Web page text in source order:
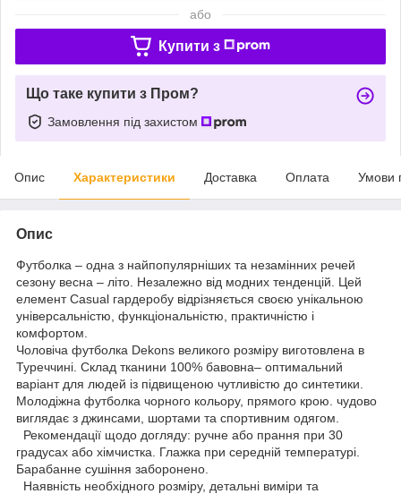
або
Купити з
Що таке купити з Пром?
Замовлення під захистом
Опис Характеристики Доставка Оплата Умови
Опис
Футболка – одна з найпопулярніших та незамінних речей
сезону весна – літо. Незалежно від модних тенденцій. Цей
елемент Casual гардеробу відрізняється своєю унікальною
універсальністю, функціональністю, практичністю і
комфортом.
Чоловіча футболка Dekons великого розміру виготовлена в
Туреччині. Склад тканини 100% бавовна– оптимальний
варіант для людей із підвищеною чутливістю до синтетики.
Молодіжна футболка чорного кольору, прямого крою. чудово
виглядає з джинсами, шортами та спортивним одягом.
Рекомендації щодо догляду: ручне або прання при 30
градусах або хімчистка. Глажка при середній температурі.
Барабанне сушіння заборонено.
Наявність необхідного розміру, детальні виміри та